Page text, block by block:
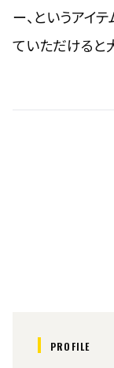
ー、というアイ
ていただけると
PROFILE